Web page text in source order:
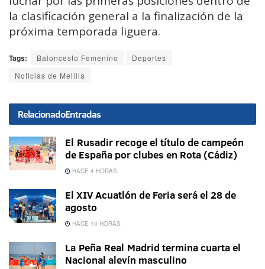
la clasificación general a la finalización de la
próxima temporada liguera.
Tags: Baloncesto Femenino
Deportes
Noticias de Melilla
RelacionadoEntradas
El Rusadir recoge el título de campeón
de España por clubes en Rota (Cádiz)
HACE 4 HORAS
El XIV Acuatlón de Feria será el 28 de
agosto
HACE 10 HORAS
La Peña Real Madrid termina cuarta el
Nacional alevín masculino